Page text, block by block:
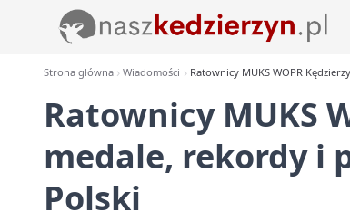
Strona główna Wiadomości Ratownicy MUKS WOPR
Ratownicy MUKS
medale, rekordy i
Polski